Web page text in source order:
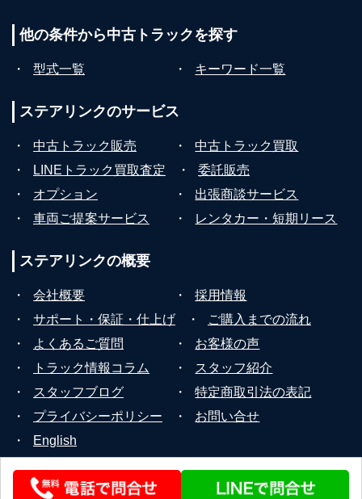
他の条件から中古トラックを探す
・ 型式一覧 ・ キーワード一覧
ステアリンクのサービス
・ 中古トラック販売 ・
中古トラック買取
・
LINEトラック買取査定 ・
委託販売
・
オプション ・
出張商談サービス
・
車両ご提案サービス ・ レンタカー・短期リース
ステアリンクの概要
・ 会社概要 ・
採用情報
・
サポート・保証・仕上げ ・
ご購入までの流れ
・
よくあるご質問 ・
お客様の声
・
トラック情報コラム ・
スタッフ紹介
・
スタッフブログ ・
特定商取引法の表記
・
プライバシーポリシー ・
お問い合せ
・
English
© 2026 STEERLINK Co.,Ltd